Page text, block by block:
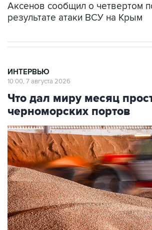
Аксенов сообщил о четвертом
результате атаки ВСУ на Крым
ИНТЕРВЬЮ
10:00, 7 августа 2026
Что дал миру месяц
черноморских портов